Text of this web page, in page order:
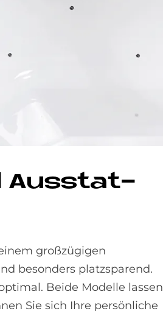
Aus­stat­
großzügigen
besonders platzsparend.
Beide Modelle lassen
Sie sich Ihre persönliche